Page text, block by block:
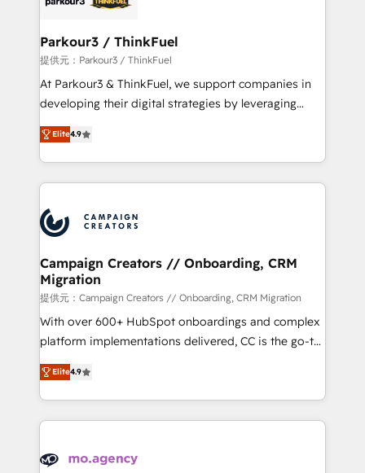
companies scale faster and smarter. 🔹 BOOMS:
Demand generation for all your buyers With BOOMS,
you invest in 100% of your buyers, accelerating your
growth and positioning yourself as an undisputed
transformation process A methodology designed to
implement HubSpot effectively and optimize your
record of business transformation, our growth-first
approach has helped brands dominate their
Parkour3 / ThinkFuel
提供元：Parkour3 / ThinkFuel
At Parkour3 & ThinkFuel, we support companies in
developing their digital strategies by leveraging
technologies and automating their marketing and
sales processes to generate growth. Our offer spans
from Strategy to Operations. We specialize in CRM
onboarding and implementation, web design, sales
extensive experience working with tech companies
and manufacturers since 2002, we are committed to
empowering our clients and developing their
autonomy. Get to grips with HubSpot through
guided implementation and seamless integration of
the CRM platform into your digital ecosystem. Would
you like support in deploying your inbound
to your needs and sales objectives. With 125+
certifications, we are part of the most certified
services are offered in both English & French.
Elite4.9
Campaign Creators // Onboarding, CRM
Migration
提供元：Campaign Creators // Onboarding, CRM Migration
With over 600+ HubSpot onboardings and complex
platform implementations delivered, CC is the go-to
Elite Solutions Partner for businesses ready to
migrate, replatform, and scale smarter. We specialize
in high-impact CRM and CMS migrations and
onboarding from platforms like Salesforce, NetSuite,
WordPress and legacy CRMs, turning fragmented
Elite4.9